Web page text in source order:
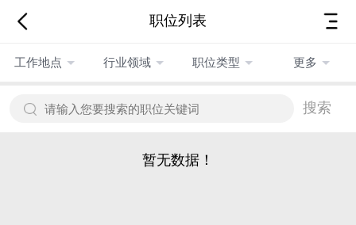
职位列表
工作地点 行业领域 职位类型 更多
搜索
暂无数据！